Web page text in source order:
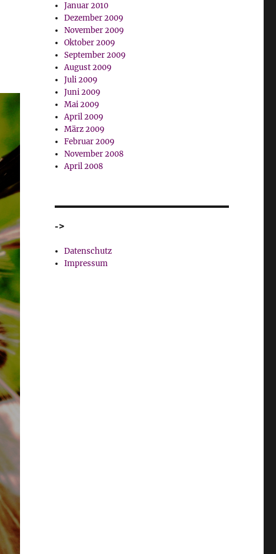
Januar 2010
Dezember 2009
November 2009
Oktober 2009
September 2009
August 2009
Juli 2009
Juni 2009
Mai 2009
April 2009
März 2009
Februar 2009
November 2008
April 2008
->
Datenschutz
Impressum